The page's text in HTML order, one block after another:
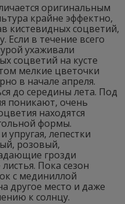
оригинальным
крайне эффектно,
кистевидных соцветий,
в течение всего
ухаживали
соцветий на кусте
мелкие цветочки
в начале апреля.
до середины лета. Под
поникают, очень
находятся
формы.
упругая, лепестки
розовый,
грозди
Пока сезон
с мединиллой
другое место и даже
к солнцу.